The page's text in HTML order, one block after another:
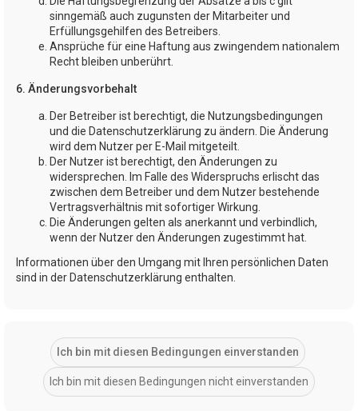
sinngemäß auch zugunsten der Mitarbeiter und
Erfüllungsgehilfen des Betreibers.
Ansprüche für eine Haftung aus zwingendem nationalem
Recht bleiben unberührt.
6. Änderungsvorbehalt
Der Betreiber ist berechtigt, die Nutzungsbedingungen
und die Datenschutzerklärung zu ändern. Die Änderung
wird dem Nutzer per E-Mail mitgeteilt.
Der Nutzer ist berechtigt, den Änderungen zu
widersprechen. Im Falle des Widerspruchs erlischt das
zwischen dem Betreiber und dem Nutzer bestehende
Vertragsverhältnis mit sofortiger Wirkung.
Die Änderungen gelten als anerkannt und verbindlich,
wenn der Nutzer den Änderungen zugestimmt hat.
Informationen über den Umgang mit Ihren persönlichen Daten
sind in der Datenschutzerklärung enthalten.